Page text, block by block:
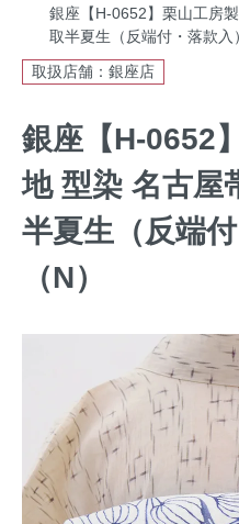
銀座【H-0652】栗山工房
取半夏生（反端付・落款入
取扱店舗：銀座店
銀座【H-0652
地 型染 名古屋
半夏生（反端付
（N）